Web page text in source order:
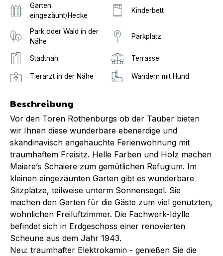
Garten
eingezäunt/Hecke
Kinderbett
Park oder Wald in der
Nähe
Parkplatz
Stadtnah Terrasse
Tierarzt in der Nähe Wandern mit Hund
Beschreibung
Vor den Toren Rothenburgs ob der Tauber bieten
wir Ihnen diese wunderbare ebenerdige und
skandinavisch angehauchte Ferienwohnung mit
traumhaftem Freisitz. Helle Farben und Holz machen
Maiere’s Schaiere zum gemütlichen Refugium. Im
kleinen eingezäunten Garten gibt es wunderbare
Sitzplätze, teilweise unterm Sonnensegel. Sie
machen den Garten für die Gäste zum viel genutzten,
wohnlichen Freiluftzimmer. Die Fachwerk-Idylle
befindet sich in Erdgeschoss einer renovierten
Scheune aus dem Jahr 1943.
Neu: traumhafter Elektrokamin - genießen Sie die